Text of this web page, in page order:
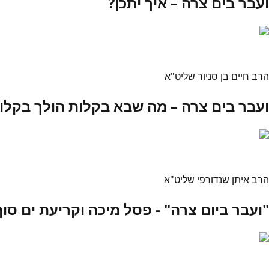
הרב חיים בן סניור שליט"א
ועבר בים צרה – מה שבא בקלות הולך
הרב איתן שנדורפי שליט"א
"ועבר ביום צרה" - פסל מיכה וקריעת ים